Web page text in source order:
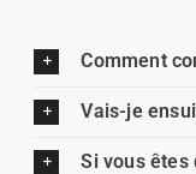
Comment
Vais-je
Si vous êtes